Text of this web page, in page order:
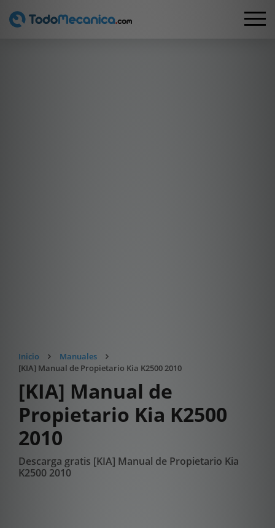
Inicio
Manuales
[KIA] Manual de Propietario Kia K2500 2010
[KIA] Manual de
Propietario Kia K2500
2010
Descarga gratis [KIA] Manual de Propietario Kia
K2500 2010